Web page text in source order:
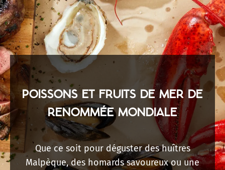
POISSONS ET FRUITS DE MER DE
RENOMMÉE MONDIALE
Que ce soit pour déguster des huîtres
Malpèque, des homards savoureux ou une